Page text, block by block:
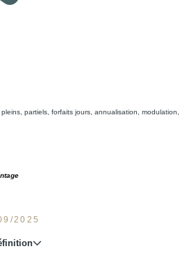
partiels, forfaits jours, annualisation, modulation,
2025